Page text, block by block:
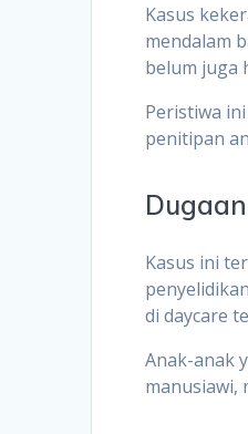
Kasus
mendalam
belum juga
Peristiwa
penitipan
Kasus ini
di daycare
Anak-anak
manusiawi,